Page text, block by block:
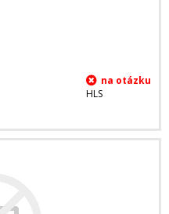
HLS